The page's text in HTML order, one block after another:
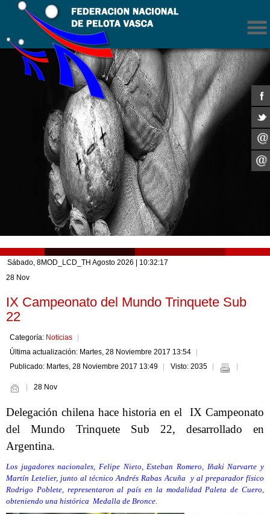
Sábado, 8MOD_LCD_TH Agosto 2026 | 10:32:17
28 Nov
IX Campeonato del Mundo Trinquete Sub
22
Categoría: Noticias
Última actualización: Martes, 28 Noviembre 2017 13:54
Publicado: Martes, 28 Noviembre 2017 13:49
Visto: 2035
28 Nov
Delegación chilena hace historia en el IX Campeonato
del Mundo Trinquete Sub 22, desarrollado en
Argentina.
Los jugadores nacionales, Felipe Nieto, Esteban Romero, Iñaki Narvarte y
Martín Letelier, junto al técnico Andrés Rabas Acuña y al preparador físico
Rodrigo Poblete, representaron al país en la modalidad Paleta de Cuero,
obteniendo una histórica Medalla de Bronce.